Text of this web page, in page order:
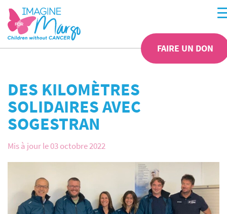
FAIRE UN DON
DES KILOMÈTRES
SOLIDAIRES AVEC
SOGESTRAN
Mis à jour le 03 octobre 2022